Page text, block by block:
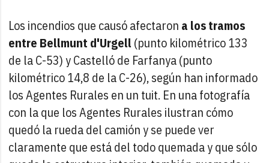
Los incendios que causó afectaron a los tramos
entre Bellmunt d'Urgell(punto kilométrico 133
de la C-53) y Castelló de Farfanya (punto
kilométrico 14,8 de la C-26), según han informado
los Agentes Rurales en un tuit. En una fotografía
con la que los Agentes Rurales ilustran cómo
quedó la rueda del camión y se puede ver
claramente que está del todo quemada y que sólo